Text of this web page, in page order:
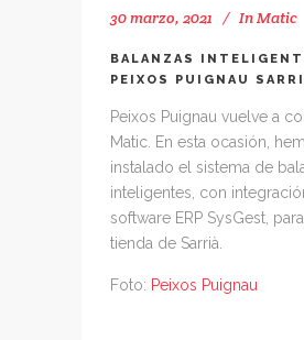
30 marzo, 2021 InMatic
BALANZAS
PEIXOS PUIGNAU
Peixos Puignau vuelve a
Matic. En esta ocasión,
instalado el sistema de
inteligentes, con
software ERP SysGest,
tienda de Sarrià.
Foto: Peixos Puignau